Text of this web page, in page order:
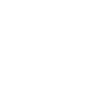
шүүх хуралдаанаар